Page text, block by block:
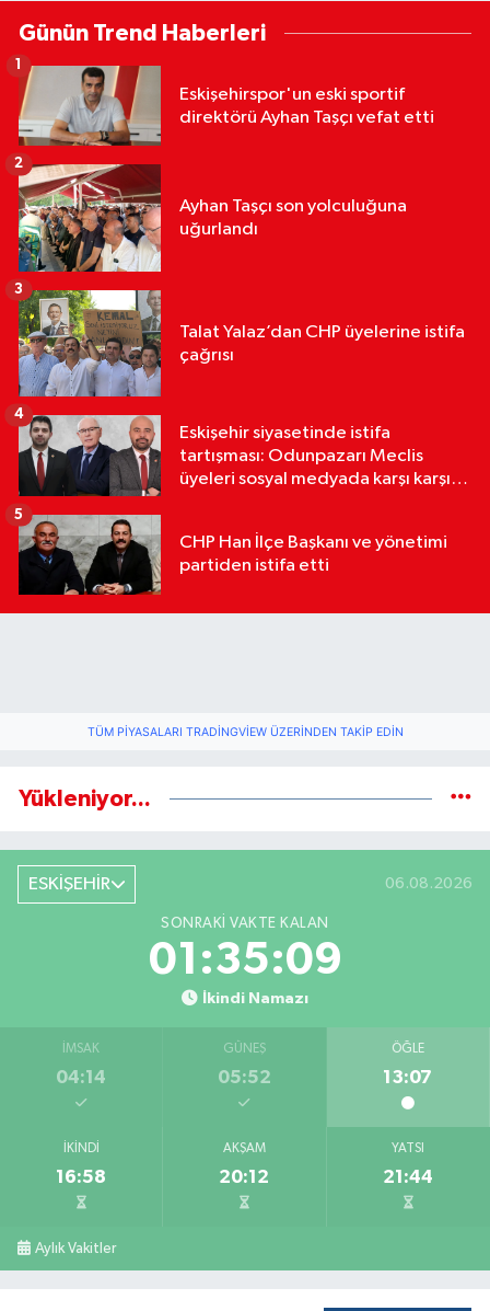
Günün Trend Haberleri
Eskişehirspor'un eski sportif
direktörü Ayhan Taşçı vefat etti
Ayhan Taşçı son yolculuğuna
uğurlandı
2
Talat Yalaz’dan CHP üyelerine istifa
çağrısı
3
Eskişehir siyasetinde istifa
tartışması: Odunpazarı Meclis
üyeleri sosyal medyada karşı karşıya
4
CHP Han İlçe Başkanı ve yönetimi
partiden istifa etti
5
TÜM PIYASALARI TRADINGVIEW ÜZERINDEN TAKIP EDIN
Yükleniyor...
ESKİŞEHİR 06.08.2026
SONRAKI VAKTE KALAN
01:35:08
İkindi Namazı
İMSAK
04:14
GÜNEŞ
05:52
ÖĞLE
13:07
İKINDI
16:58
AKŞAM
20:12
YATSI
21:44
Aylık Vakitler